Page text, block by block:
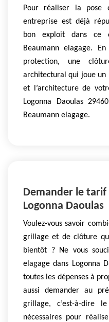
Pour réaliser la pose
entreprise est déjà
bon exploit dans ce
Beaumann elagage.
protection, une
architectural qui joue un
et l’architecture de
Logonna Daoulas
Beaumann elagage.
Demander le tarif
Logonna Daoulas
Voulez-vous savoir
grillage et de clôture
bientôt ? Ne vous
elagage dans Logonna
toutes les dépenses à
aussi demander au
grillage, c’est-à-dire
nécessaires pour